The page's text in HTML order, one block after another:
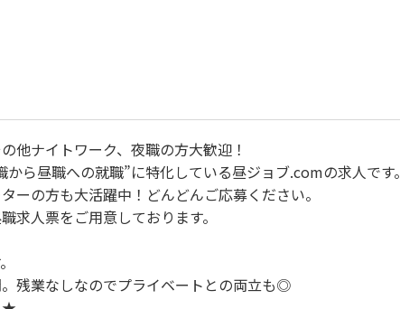
他ナイトワーク、夜職の方大歓迎！
ら昼職への就職”に特化している昼ジョブ.comの求人です。
ーの方も大活躍中！どんどんご応募ください。
求人票をご用意しております。
残業なしなのでプライベートとの両立も◎